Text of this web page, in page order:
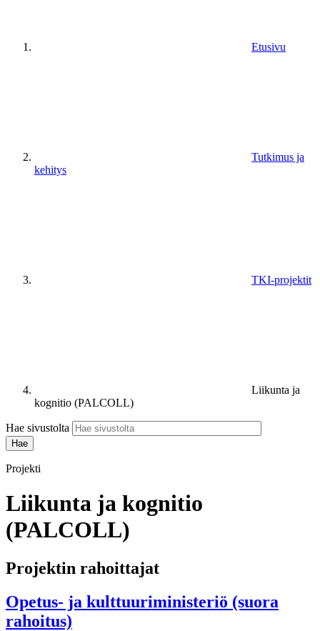
Etusivu
Tutkimus ja
kehitys
TKI-projektit
Liikunta ja
kognitio (PALCOLL)
Hae sivustolta
Projekti
Liikunta ja kognitio
(PALCOLL)
Projektin rahoittajat
Opetus- ja kulttuuriministeriö (suora
rahoitus)